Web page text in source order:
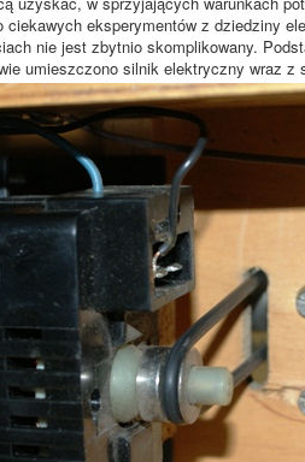
ciekawych eksperymentów z dziedziny
nie jest zbytnio skomplikowany.
umieszczono silnik elektryczny wraz